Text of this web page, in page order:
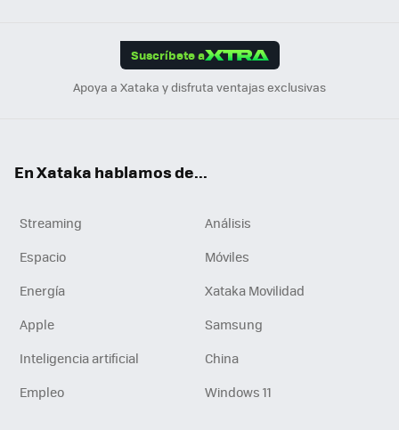
Suscríbete a
Apoya a Xataka y disfruta ventajas exclusivas
En Xataka hablamos de...
Streaming
Análisis
Espacio
Móviles
Energía
Xataka Movilidad
Apple
Samsung
Inteligencia artificial
China
Empleo
Windows 11